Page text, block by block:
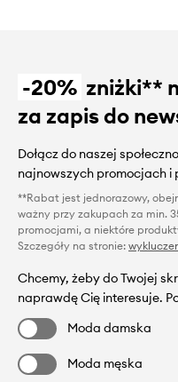
-20% zniżki**
za zapis do
Dołącz do naszej
najnowszych promocjach i
**Rabat jest jednorazowy,
ważny przy zakupach za min.
promocjami, a niektóre
Szczegóły na stronie:
Chcemy, żeby do Twojej
naprawdę Cię interesuje.
Moda damska
Moda męska